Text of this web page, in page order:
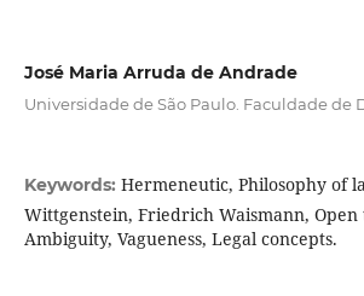
José Maria Arruda de Andrade
Universidade de São Paulo. Faculdade de
Keywords: Hermeneutic, Philosophy of
Wittgenstein, Friedrich Waismann,
Ambiguity, Vagueness, Legal concepts.